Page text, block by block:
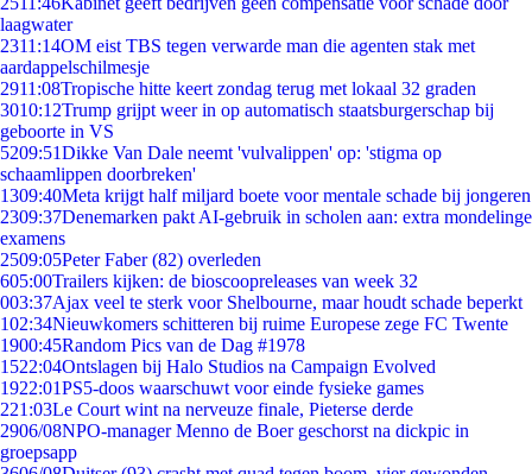
laagwater
2311:14OM eist TBS tegen verwarde man die agenten stak met
aardappelschilmesje
2911:08Tropische hitte keert zondag terug met lokaal 32 graden
3010:12Trump grijpt weer in op automatisch staatsburgerschap bij
geboorte in VS
5209:51Dikke Van Dale neemt 'vulvalippen' op: 'stigma op
schaamlippen doorbreken'
1309:40Meta krijgt half miljard boete voor mentale schade bij jongeren
2309:37Denemarken pakt AI-gebruik in scholen aan: extra mondelinge
examens
2509:05Peter Faber (82) overleden
605:00Trailers kijken: de bioscoopreleases van week 32
003:37Ajax veel te sterk voor Shelbourne, maar houdt schade beperkt
102:34Nieuwkomers schitteren bij ruime Europese zege FC Twente
1900:45Random Pics van de Dag #1978
1522:04Ontslagen bij Halo Studios na Campaign Evolved
1922:01PS5-doos waarschuwt voor einde fysieke games
221:03Le Court wint na nerveuze finale, Pieterse derde
2906/08NPO-manager Menno de Boer geschorst na dickpic in
groepsapp